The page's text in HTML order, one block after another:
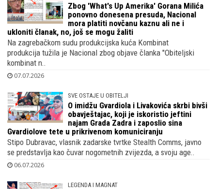
Zbog 'What's Up Amerika' Gorana Milića
ponovno donesena presuda, Nacional
mora platiti novčanu kaznu ali ne i
ukloniti članak, no, još se mogu žaliti
Na zagrebačkom sudu produkcijska kuća Kombinat
produkcija tužila je Nacional zbog objave članka "Obiteljski
kombinat n..
07.07.2026
SVE OSTAJE U OBITELJI
O imidžu Gvardiola i Livakovića skrbi bivši
obavještajac, koji je iskoristio jeftini
najam Grada Zadra i zaposlio sina
Gvardiolove tete u prikrivenom komuniciranju
Stipo Dubravac, vlasnik zadarske tvrtke Stealth Comms, javno
se predstavlja kao čuvar nogometnih zvijezda, a svoju age..
06.07.2026
LEGENDA I MAGNAT